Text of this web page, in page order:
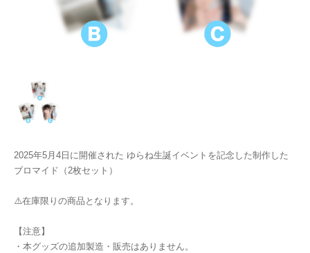
2025年5月4日に開催された ゆらね生誕イベントを記念した制作した
ブロマイド（2枚セット）
⚠️在庫限りの商品となります。
【注意】
・本グッズの追加製造・販売はありません。